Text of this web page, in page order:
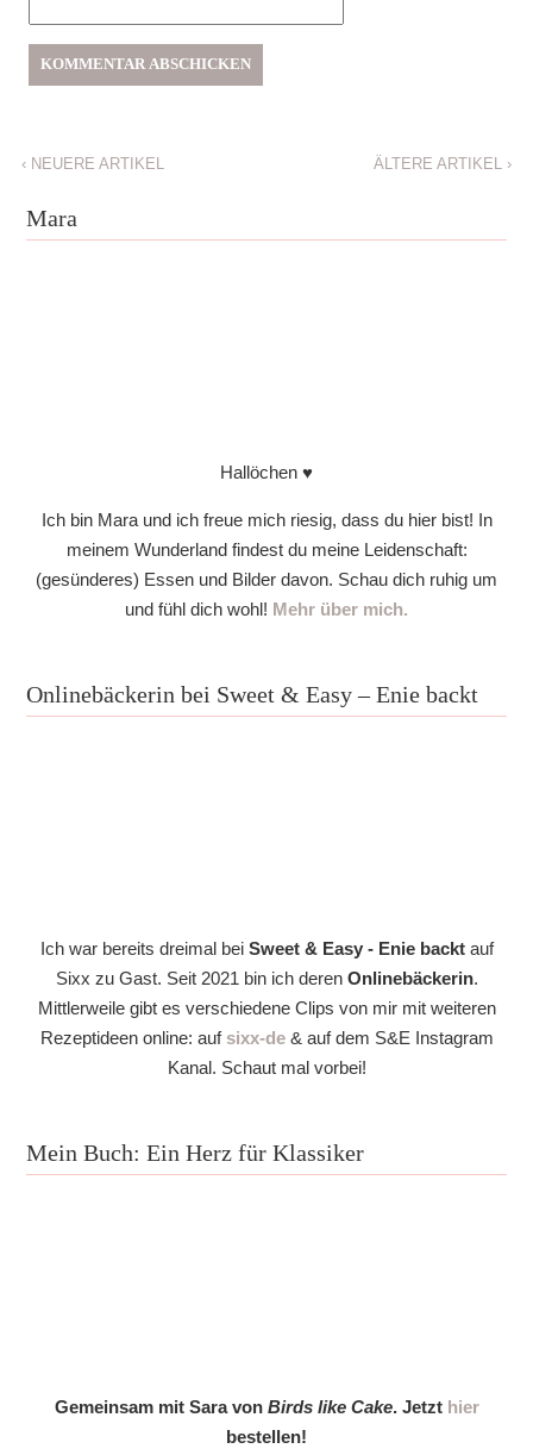
‹NEUERE ARTIKEL ÄLTERE ARTIKEL ›
Mara
Hallöchen ♥
Ich bin Mara und ich freue mich riesig, dass du hier bist! In
meinem Wunderland findest du meine Leidenschaft:
(gesünderes) Essen und Bilder davon. Schau dich ruhig um
und fühl dich wohl! Mehr über mich.
Onlinebäckerin bei Sweet & Easy – Enie backt
Ich war bereits dreimal bei Sweet & Easy - Enie backtauf
Sixx zu Gast. Seit 2021 bin ich deren Onlinebäckerin.
Mittlerweile gibt es verschiedene Clips von mir mit weiteren
Rezeptideen online: auf sixx-de& auf dem S&E Instagram
Kanal. Schaut mal vorbei!
Mein Buch: Ein Herz für Klassiker
Gemeinsam mit Sara von Birds like Cake. Jetzt hier
bestellen!